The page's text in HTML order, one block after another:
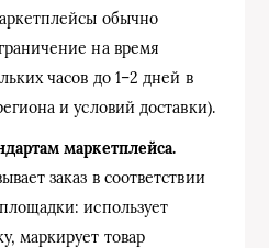
обычно
на время
часов до 1–2 дней в
и условий доставки).
маркетплейса.
заказ в соответствии
использует
маркирует товар